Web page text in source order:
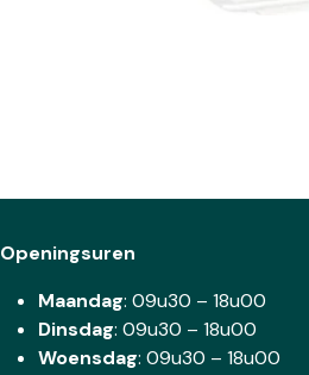
Openingsuren
Maandag: 09u30 – 18u00
Dinsdag: 09u30 – 18u00
Woensdag: 09u30 – 18u00